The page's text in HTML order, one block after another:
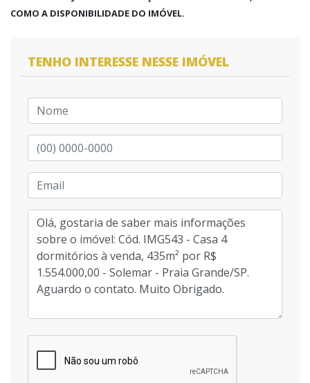
COMO A DISPONIBILIDADE DO IMÓVEL.
TENHO INTERESSE NESSE IMÓVEL